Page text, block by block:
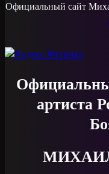
Официальный сайт
артиста